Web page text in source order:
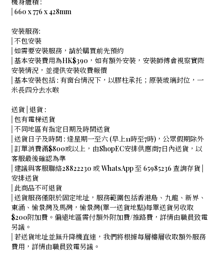
| 660 x 776 x 428mm
安裝服務:
| 不包安裝
| 如需要安裝服務，請於購買前先預約
| 基本安裝費用為HK$390，如有額外安裝，安裝師傅會視察實際
安裝情況，並提供安裝收費報價
| 基本安裝包括 : 有窗台情況下，以膠柱承托；原裝玻璃封位，一
米長四分去水喉
送貨 | 退貨 :
| 包有電梯送貨
| 不同地區有指定日期及時間送貨
| 送貨日子及時間 : 逢星期一至六 (早上11時至7時)，公眾假期除外
| 訂單消費滿$800或以上，由ShopEC安排供應商7日內送貨，以
客服最後確認為準
| 建議與客服聯絡28822230 或 WhatsApp 至 65985236 查詢存貨 |
安排送貨
| 此商品不可退貨
| 送貨服務僅限於固定地址，服務範圍包括香港島、九龍、新界、
東涌、愉景灣及馬灣，愉景灣(單一送貨地點)每單送貨另收取
$200附加費。偏遠地區需付額外附加費/推路費，詳情由職員致電
另議。
| 若送貨地址並無升降機直達，我們將根據每層樓層收取額外服務
費用，詳情由職員致電另議。